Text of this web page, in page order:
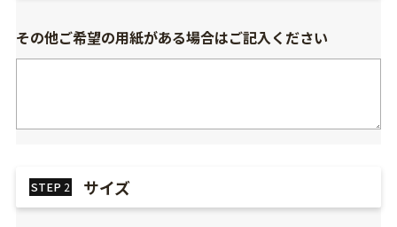
その他ご希望の用紙がある場合はご記入ください
STEP 2 サイズ